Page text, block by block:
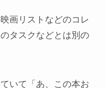
画リストなどのコレ
タスクなどとは別の
いて「あ、この本お